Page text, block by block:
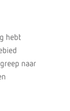
hebt
naar